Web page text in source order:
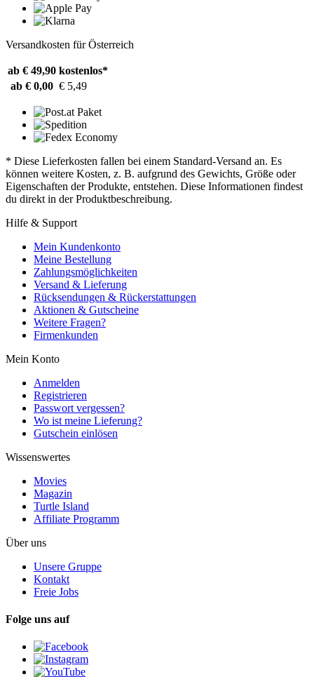
Versandkosten für Österreich
ab € 49,90 kostenlos*
ab € 0,00 € 5,49
* Diese Lieferkosten fallen bei einem Standard-Versand an. Es
können weitere Kosten, z. B. aufgrund des Gewichts, Größe oder
Eigenschaften der Produkte, entstehen. Diese Informationen findest
du direkt in der Produktbeschreibung.
Hilfe & Support
Mein Kundenkonto
Meine Bestellung
Zahlungsmöglichkeiten
Versand & Lieferung
Rücksendungen & Rückerstattungen
Aktionen & Gutscheine
Weitere Fragen?
Firmenkunden
Mein Konto
Anmelden
Registrieren
Passwort vergessen?
Wo ist meine Lieferung?
Gutschein einlösen
Wissenswertes
Movies
Magazin
Turtle Island
Affiliate Programm
Über uns
Unsere Gruppe
Kontakt
Freie Jobs
Folge uns auf